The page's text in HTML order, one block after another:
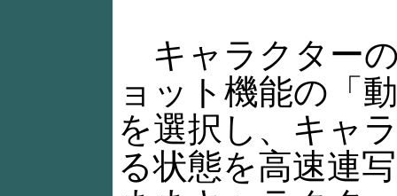
キャラクター
ョット機能の「
を選択し、キャ
る状態を高速連